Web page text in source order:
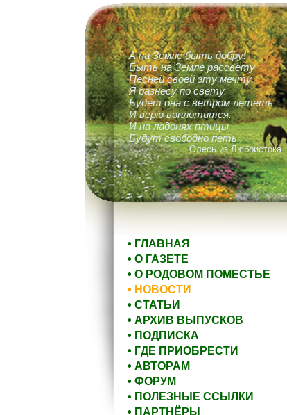
А на Земле быть добру!
Быть на Земле рассвету
Песней своей эту мечту
Я разнесу по свету.
Будет она с ветром лететь
И верю воплотится.
И на ладонях птицы
Будут свободно петь.
Олесь из Любоистока
• ГЛАВНАЯ
• О ГАЗЕТЕ
• О РОДОВОМ ПОМЕСТЬЕ
• НОВОСТИ
• СТАТЬИ
• АРХИВ ВЫПУСКОВ
• ПОДПИСКА
• ГДЕ ПРИОБРЕСТИ
• АВТОРАМ
• ФОРУМ
• ПОЛЕЗНЫЕ ССЫЛКИ
• ПАРТНЁРЫ